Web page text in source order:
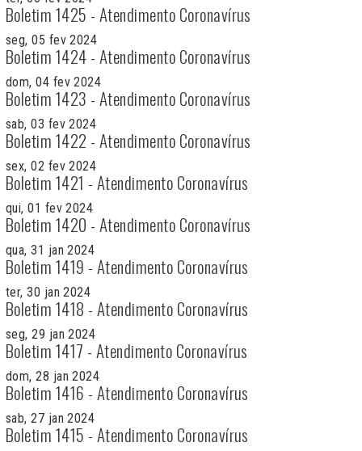
Boletim 1425 - Atendimento Coronavírus
seg, 05 fev 2024
Boletim 1424 - Atendimento Coronavírus
dom, 04 fev 2024
Boletim 1423 - Atendimento Coronavírus
sab, 03 fev 2024
Boletim 1422 - Atendimento Coronavírus
sex, 02 fev 2024
Boletim 1421 - Atendimento Coronavírus
qui, 01 fev 2024
Boletim 1420 - Atendimento Coronavírus
qua, 31 jan 2024
Boletim 1419 - Atendimento Coronavírus
ter, 30 jan 2024
Boletim 1418 - Atendimento Coronavírus
seg, 29 jan 2024
Boletim 1417 - Atendimento Coronavírus
dom, 28 jan 2024
Boletim 1416 - Atendimento Coronavírus
sab, 27 jan 2024
Boletim 1415 - Atendimento Coronavírus